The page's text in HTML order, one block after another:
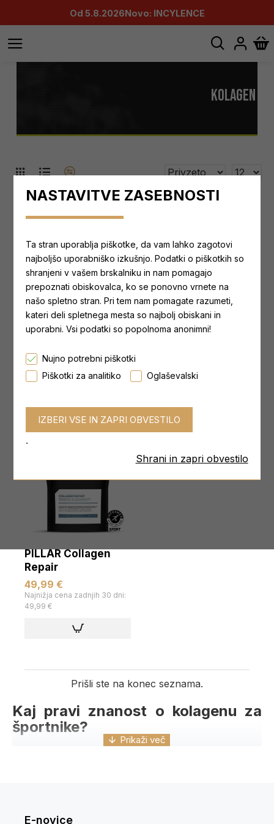
Od 5.8.2026Novo: INCYLENCE
KOLAGEN
-35 %
226ers - COLL-EGG
60 CAPS
Najnižja cena zadnjih 30 dni:
30,00 €
6d Sports Nutrition
Collagen Peptan®
od 35,50 €
PILLAR Collagen
Repair
49,99 €
Najnižja cena zadnjih 30 dni:
49,99 €
Prišli ste na konec seznama.
Kaj pravi znanost o kolagenu za
športnike?
posebne aminokisline, da obnovi in ​​okrepi kolagen v teh
E-novice
NASTAVITVE ZASEBNOSTI
Ta stran uporablja piškotke, da vam lahko zagotovi
najboljšo uporabniško izkušnjo. Podatki o piškotkih so
shranjeni v vašem brskalniku in nam pomagajo
prepoznati obiskovalca, ko se ponovno vrnete na
našo spletno stran. Pri tem nam pomagate razumeti,
kateri deli spletnega mesta so najbolj obiskani in
uporabni. Vsi podatki so popolnoma anonimni!
Nujno potrebni piškotki
Piškotki za analitiko
Oglaševalski
Shrani in zapri obvestilo
.